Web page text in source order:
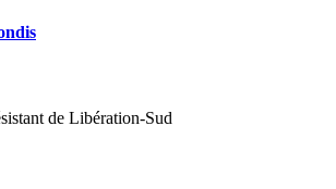
de Libération-Sud